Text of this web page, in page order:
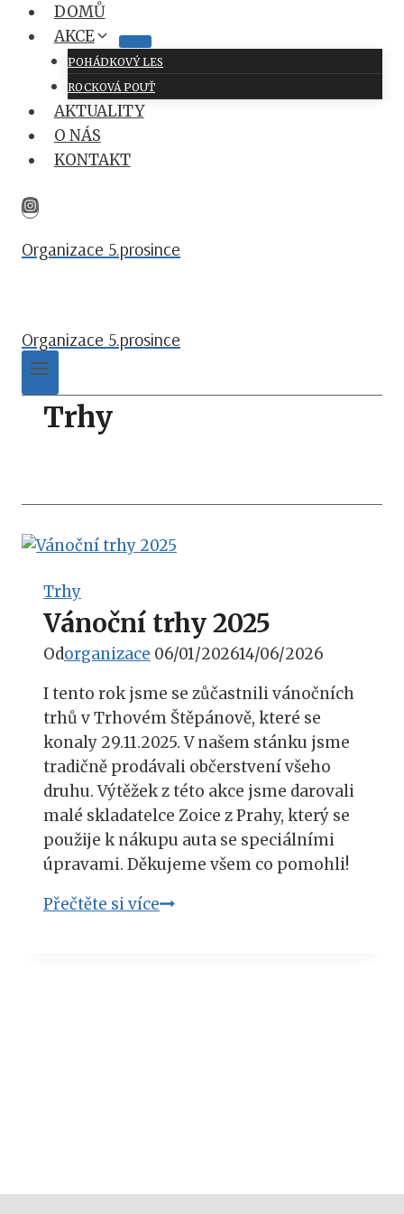
PřeskočitDOMŮ
AKCE
POHÁDKOVÝ LES
ROCKOVÁ POUŤ
AKTUALITY
O NÁS
KONTAKT
Organizace 5.prosince
Organizace 5.prosince
Trhy
Trhy
Vánoční trhy 2025
Odorganizace 06/01/202614/06/2026
I tento rok jsme se zůčastnili vánočních
trhů v Trhovém Štěpánově, které se
konaly 29.11.2025. V našem stánku jsme
tradičně prodávali občerstvení všeho
druhu. Výtěžek z této akce jsme darovali
malé skladatelce Zoice z Prahy, který se
použije k nákupu auta se speciálními
úpravami. Děkujeme všem co pomohli!
Přečtěte si víceVánoční